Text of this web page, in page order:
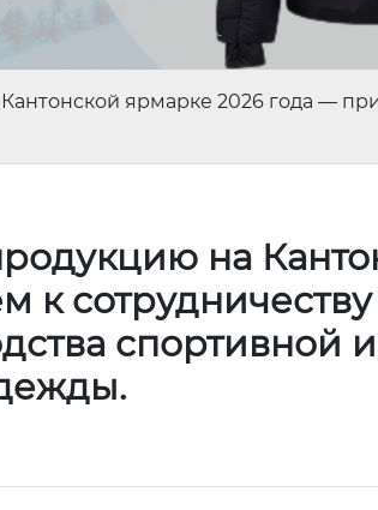
ярмарке 2026 года —
на
к
спортивной и